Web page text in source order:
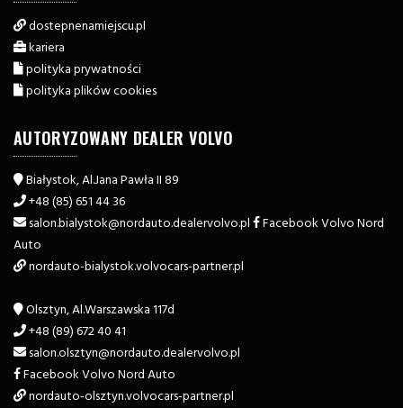
dostepnenamiejscu.pl
kariera
polityka prywatności
polityka plików cookies
AUTORYZOWANY DEALER VOLVO
Białystok, Al.Jana Pawła II 89
+48 (85) 651 44 36
salon.bialystok​@nordauto.dealervolvo.pl
Facebook Volvo Nord
Auto
nordauto-bialystok.volvocars-partner.pl
Olsztyn, Al.Warszawska 117d
+48 (89) 672 40 41
salon.olsztyn​@nordauto.dealervolvo.pl
Facebook Volvo Nord Auto
nordauto-olsztyn.volvocars-partner.pl